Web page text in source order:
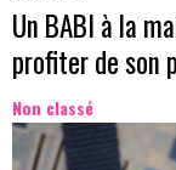
Un BABI à la
profiter de son
Non classé